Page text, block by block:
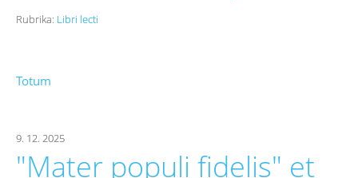
Rubrika: Libri lecti
Totum
9. 12. 2025
"Mater populi fidelis" et